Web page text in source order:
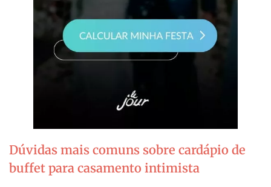
Dúvidas mais comuns sobre cardápio de
buffet para casamento intimista